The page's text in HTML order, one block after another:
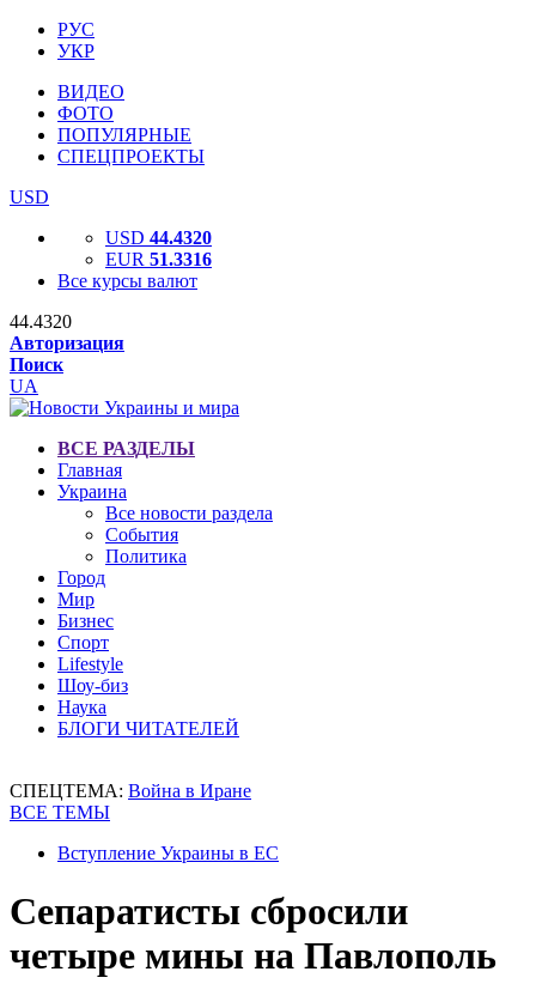
РУС
УКР
ВИДЕО
ФОТО
ПОПУЛЯРНЫЕ
СПЕЦПРОЕКТЫ
USD
USD 44.4320
EUR 51.3316
Все курсы валют
44.4320
Авторизация
Поиск
UA
ВСЕ РАЗДЕЛЫ
Главная
Украина
Все новости раздела
События
Политика
Город
Мир
Бизнес
Спорт
Lifestyle
Шоу-биз
Наука
БЛОГИ ЧИТАТЕЛЕЙ
СПЕЦТЕМА: Война в Иране
ВСЕ ТЕМЫ
Вступление Украины в ЕС
Сепаратисты сбросили
четыре мины на Павлополь